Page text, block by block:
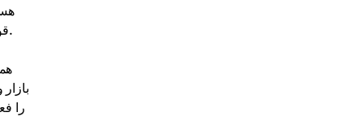
حاصل کنید که سرویس انتخابی نقدینگی بالایی ارائه می‌دهد و ادغام‌های API قوی برای تسهیل تراکنش‌های سریع و بدون وقفه فراهم می‌کند.